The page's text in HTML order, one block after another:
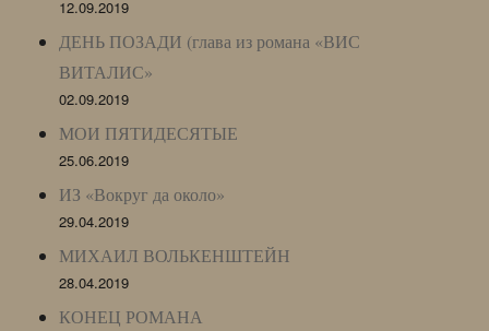
12.09.2019
ДЕНЬ ПОЗАДИ (глава из романа «ВИС
ВИТАЛИС»
02.09.2019
МОИ ПЯТИДЕСЯТЫЕ
25.06.2019
ИЗ «Вокруг да около»
29.04.2019
МИХАИЛ ВОЛЬКЕНШТЕЙН
28.04.2019
КОНЕЦ РОМАНА